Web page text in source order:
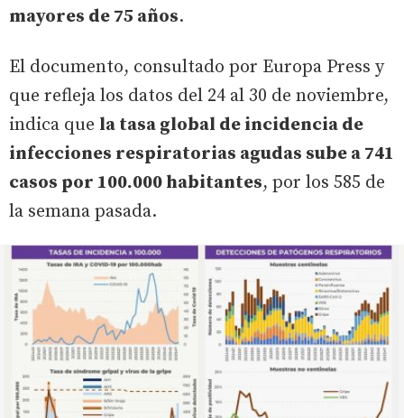
mayores de 75 años.
El documento, consultado por Europa Press y
que refleja los datos del 24 al 30 de noviembre,
indica que la tasa global de incidencia de
infecciones respiratorias agudas sube a 741
casos por 100.000 habitantes, por los 585 de
la semana pasada.